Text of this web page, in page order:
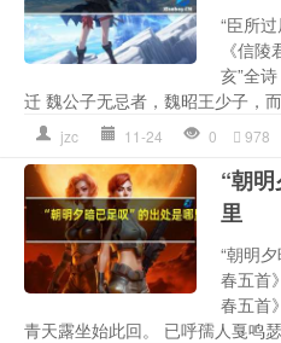
“臣所
《信
亥”全
迁 魏公子无忌者，魏昭王少子，
jzc 11-24 0 978
“朝
里
“朝明
春五首
春五首
青天露坐始此回。 已呼孺人戛鸣